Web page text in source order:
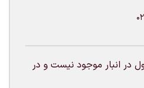
انبار موجود نیست و در